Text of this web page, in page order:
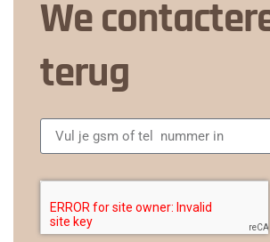
We
terug